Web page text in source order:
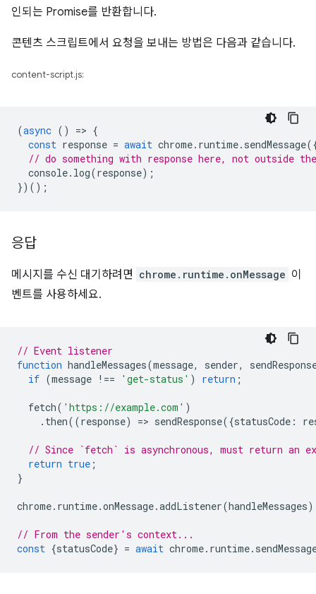
인되는 Promise를 반환합니다.
콘텐츠 스크립트에서 요청을 보내는 방법은 다음과 같습니다.
content-script.js:
(async () => {
const response = await chrome. runtime. sendMessage
// do something with response here, not outside
console. log(response);
})();
응답
메시지를 수신 대기하려면 chrome.runtime.onMessage 이
벤트를 사용하세요.
// Event listener
function handleMessages(message, sender,
if (message !== 'get-status' ) return ;
fetch( 'https://example.com' )
. then((response) => sendResponse({statusCode :
// Since `fetch` is asynchronous, must return an
return true ;
}
chrome. runtime.onMessage.addListener(handleMessages
// From the sender's context...
const {statusCode} = await chrome. runtime.